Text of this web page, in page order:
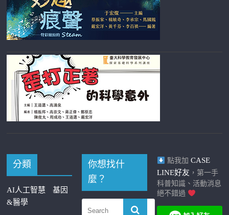
分類
AI人工智慧
基因
&醫學
你想找什
麼？
點我加 CASE
LINE好友 ，第一手
科普知識、活動消息
絕不錯過